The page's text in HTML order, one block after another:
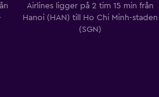
Airlines ligger på 2 tim 15 min från
Hanoi (HAN) till Ho Chi Minh-staden
(SGN)